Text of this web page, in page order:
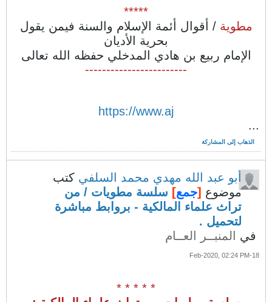
*****
مطوية / أقوال أئمة الإسلام والسنة فيمن يقول
بحرية الأديان
الإمام ربيع بن هادي المدخلي حفظه الله تعالى
------------------------
https://www.aj
...
الذهاب إلى المشاركة
أبو عبد الله مهدي محمد السلفي كتب
موضوع [جمع] سلسة مطويات / من
تراث علماء المالكية - بروابط مباشرة
لتحميل .
في
المنبــر العــام
18-Feb-2020, 02:24 PM
* * * * *